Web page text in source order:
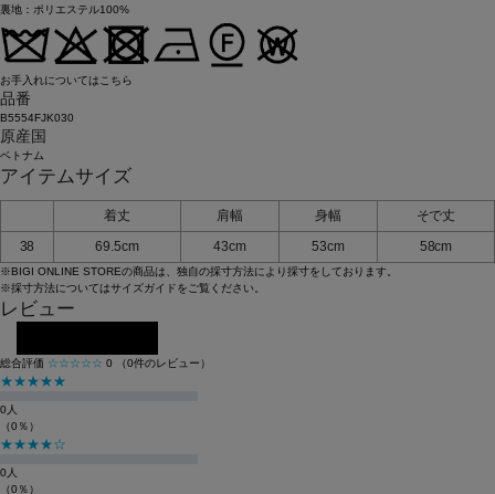
裏地：ポリエステル100%
お手入れについてはこちら
品番
B5554FJK030
原産国
ベトナム
アイテムサイズ
着丈 肩幅 身幅
そで丈
38
69.5cm 43cm 53cm 58cm
※BIGI ONLINE STOREの商品は、独自の採寸方法により採寸をしております。
※採寸方法についてはサイズガイドをご覧ください。
レビュー
総合評価 ☆☆☆☆☆ 0 （0件のレビュー）
★★★★★
0人
（0％）
★★★★☆
0人
（0％）